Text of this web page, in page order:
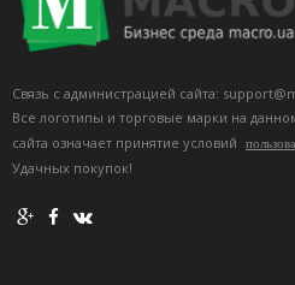
Связь с администрацией сайта:
Все логотипы и торговые марки на
сайта означает принятие условий
Удачных покупок!